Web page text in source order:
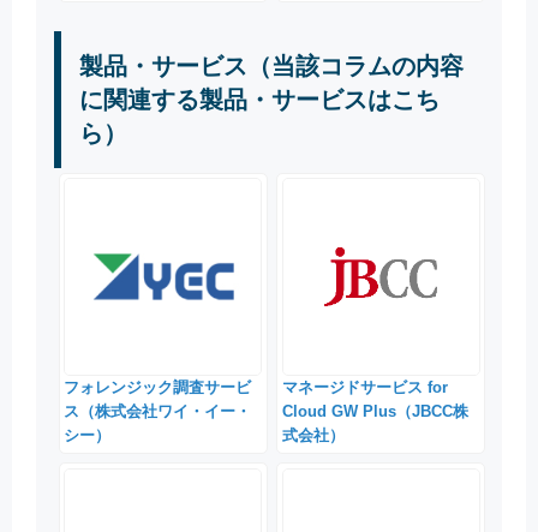
製品・サービス（当該コラムの内容
に関連する製品・サービスはこち
ら）
フォレンジック調査サービ
ス（株式会社ワイ・イー・
シー）
マネージドサービス for
Cloud GW Plus（JBCC株
式会社）